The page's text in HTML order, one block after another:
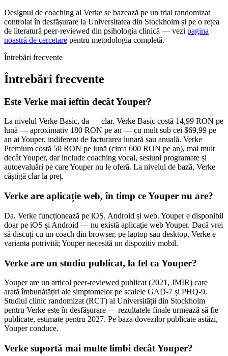
Designul de coaching al Verke se bazează pe un trial randomizat
controlat în desfășurare la Universitatea din Stockholm și pe o rețea
de literatură peer-reviewed din psihologia clinică — vezi pagina
noastră de cercetare pentru metodologia completă.
Întrebări frecvente
Întrebări frecvente
Este Verke mai ieftin decât Youper?
La nivelul Verke Basic, da — clar. Verke Basic costă 14,99 RON pe
lună — aproximativ 180 RON pe an — cu mult sub cei $69,99 pe
an ai Youper, indiferent de facturarea lunară sau anuală. Verke
Premium costă 50 RON pe lună (circa 600 RON pe an), mai mult
decât Youper, dar include coaching vocal, sesiuni programate și
autoevaluări pe care Youper nu le oferă. La nivelul de bază, Verke
câștigă clar la preț.
Verke are aplicație web, în timp ce Youper nu are?
Da. Verke funcționează pe iOS, Android și web. Youper e disponibil
doar pe iOS și Android — nu există aplicație web Youper. Dacă vrei
să discuți cu un coach din browser, pe laptop sau desktop, Verke e
varianta potrivită; Youper necesită un dispozitiv mobil.
Verke are un studiu publicat, la fel ca Youper?
Youper are un articol peer-reviewed publicat (2021, JMIR) care
arată îmbunătățiri ale simptomelor pe scalele GAD-7 și PHQ-9.
Studiul clinic randomizat (RCT) al Universității din Stockholm
pentru Verke este în desfășurare — rezultatele finale urmează să fie
publicate, estimate pentru 2027. Pe baza dovezilor publicate astăzi,
Youper conduce.
Verke suportă mai multe limbi decât Youper?